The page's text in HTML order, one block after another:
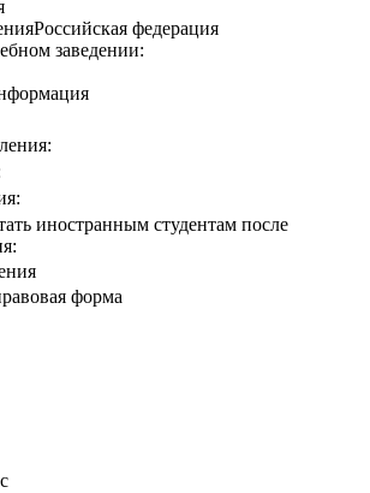
Российская федерация
заведении:
иностранным студентам после
форма